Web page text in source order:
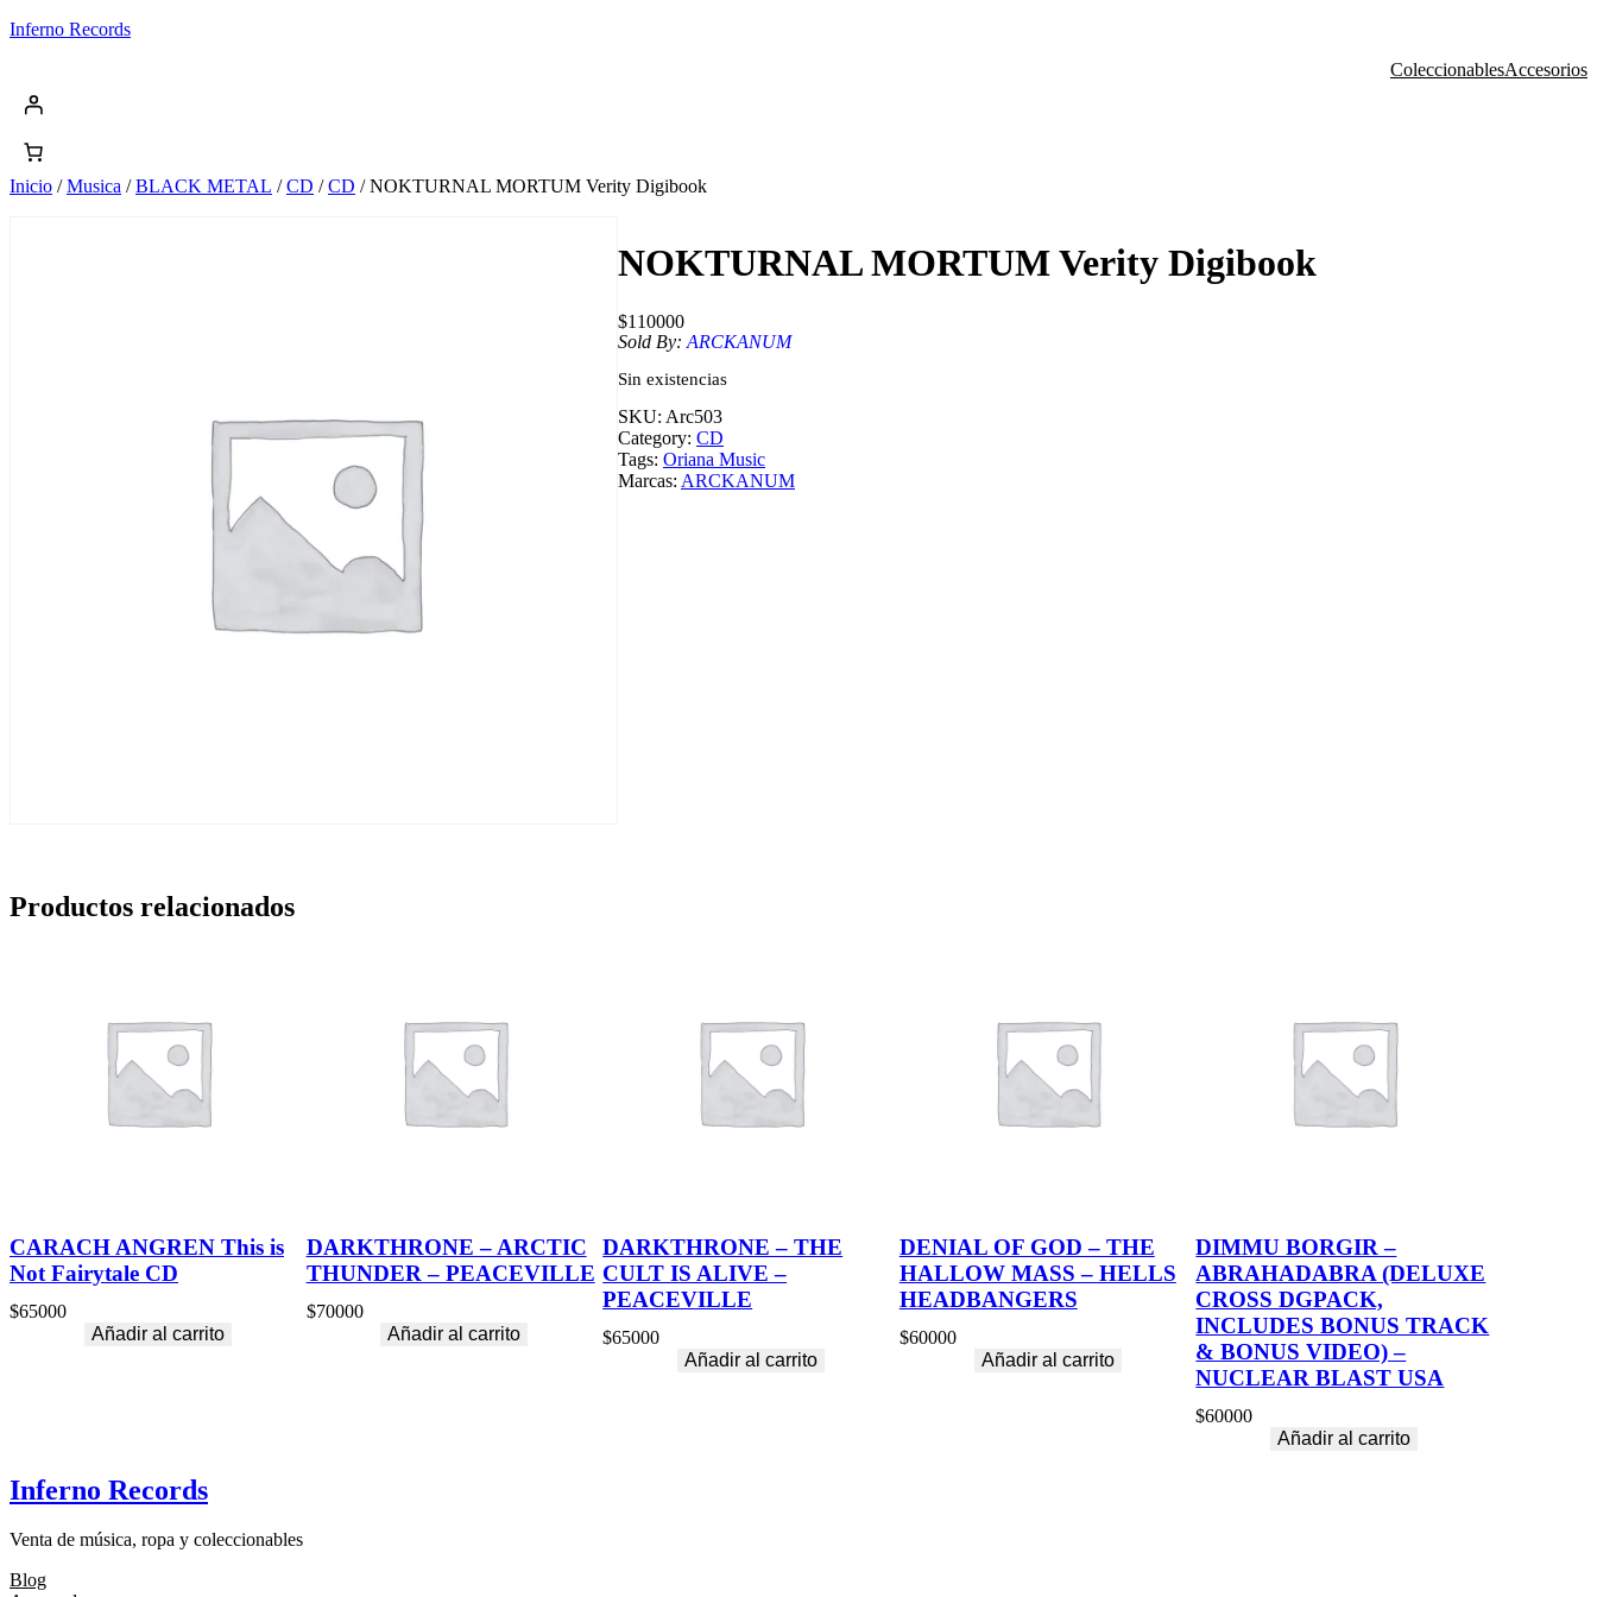
Saltar
Inferno Records
ColeccionablesAccesorios
Inicio /Musica /BLACK METAL /CD /CD / NOKTURNAL MORTUM Verity Digibook
NOKTURNAL MORTUM Verity Digibook
$110000
Sold By: ARCKANUM
Sin existencias
SKU: Arc503
Category: CD
Tags: Oriana Music
Marcas: ARCKANUM
Productos relacionados
CARACH ANGREN This is
Not Fairytale CD
$65000
Añadir al carrito
DARKTHRONE – ARCTIC
THUNDER – PEACEVILLE
$70000
Añadir al carrito
DARKTHRONE – THE
CULT IS ALIVE –
PEACEVILLE
$65000
Añadir al carrito
DENIAL OF GOD – THE
HALLOW MASS – HELLS
HEADBANGERS
$60000
Añadir al carrito
DIMMU BORGIR –
ABRAHADABRA (DELUXE
CROSS DGPACK,
INCLUDES BONUS TRACK
& BONUS VIDEO) –
NUCLEAR BLAST USA
$60000
Añadir al carrito
Inferno Records
Venta de música, ropa y coleccionables
Blog